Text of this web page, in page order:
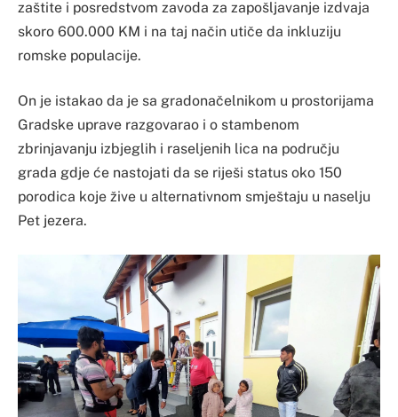
zaštite i posredstvom zavoda za zapošljavanje izdvaja
skoro 600.000 KM i na taj način utiče da inkluziju
romske populacije.
On je istakao da je sa gradonačelnikom u prostorijama
Gradske uprave razgovarao i o stambenom
zbrinjavanju izbjeglih i raseljenih lica na području
grada gdje će nastojati da se riješi status oko 150
porodica koje žive u alternativnom smještaju u naselju
Pet jezera.